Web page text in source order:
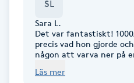
Eyeliner-tatuering
Face framing
SL
Sara L.
Det var fantastiskt!
precis vad hon gjorde
någon att varva ner på
det är inte alla som
Läs mer